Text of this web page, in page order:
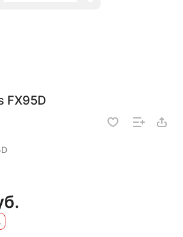
FX95D